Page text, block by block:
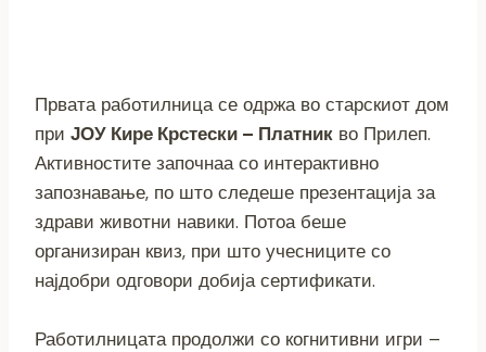
Првата работилница се одржа во старскиот дом
при ЈОУ Кире Крстески – Платник во Прилеп.
Активностите започнаа со интерактивно
запознавање, по што следеше презентација за
здрави животни навики. Потоа беше
организиран квиз, при што учесниците со
најдобри одговори добија сертификати.
Работилницата продолжи со когнитивни игри –